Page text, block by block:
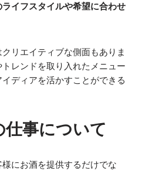
イフスタイルや希望に合わせ
リエイティブな側面もありま
レンドを取り入れたメニュー
ディアを活かすことができる
事について
にお酒を提供するだけでな